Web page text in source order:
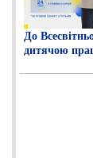
До
дитячою